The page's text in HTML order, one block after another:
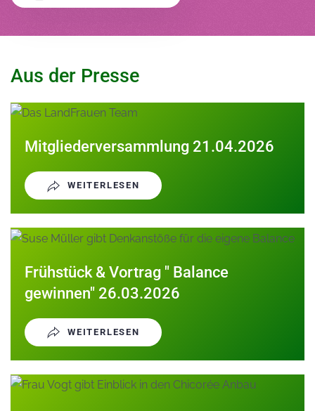
Aus der Presse
Mitgliederversammlung 21.04.2026
WEITERLESEN
Frühstück & Vortrag " Balance
gewinnen" 26.03.2026
WEITERLESEN